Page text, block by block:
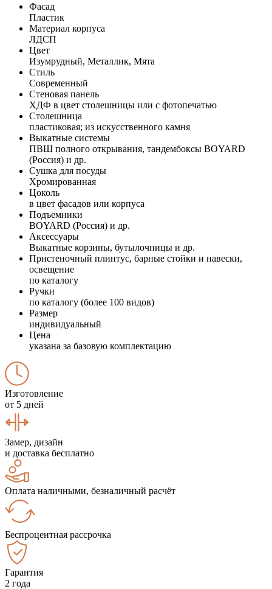
Фасад
Пластик
Материал корпуса
ЛДСП
Цвет
Изумрудный, Металлик, Мята
Стиль
Современный
Стеновая панель
ХДФ в цвет столешницы или с фотопечатью
Столешница
пластиковая; из искусственного камня
Выкатные системы
ПВШ полного открывания, тандембоксы BOYARD
(Россия) и др.
Сушка для посуды
Хромированная
Цоколь
в цвет фасадов или корпуса
Подъемники
BOYARD (Россия) и др.
Аксессуары
Выкатные корзины, бутылочницы и др.
Пристеночный плинтус, барные стойки и навески,
освещение
по каталогу
Ручки
по каталогу (более 100 видов)
Размер
индивидуальный
Цена
указана за базовую комплектацию
Изготовление
от 5 дней
Замер, дизайн
и доставка бесплатно
Оплата наличными, безналичный расчёт
Беспроцентная рассрочка
Гарантия
2 года